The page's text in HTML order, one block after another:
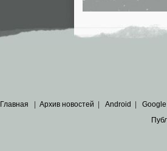
Главная | Архив новостей | Android | Google